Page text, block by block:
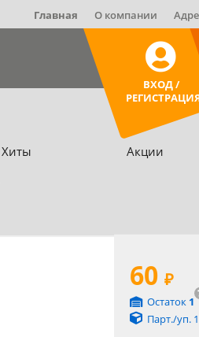
Главная О компании
ВХОД /
Хиты Акции
60 ₽
Остаток 1
Парт./уп. 1